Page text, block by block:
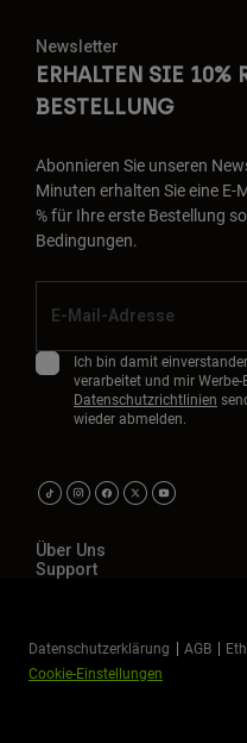
Newsletter
ERHALTEN SIE 10%
BESTELLUNG
Abonnieren Sie unseren
Minuten erhalten Sie eine
% für Ihre erste Bestellung
Bedingungen.
Ich bin damit
verarbeitet und mir
Datenschutzrichtlinien
wieder abmelden.
Über Uns
Support
Datenschutzerklärung AGB
Cookie-Einstellungen